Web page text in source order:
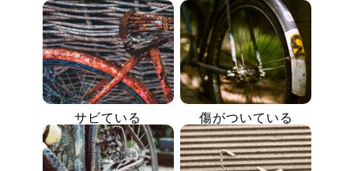
サビている 傷がついている